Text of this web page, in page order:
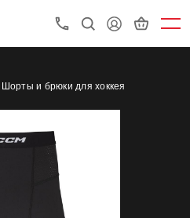
Шорты и брюки для хоккея